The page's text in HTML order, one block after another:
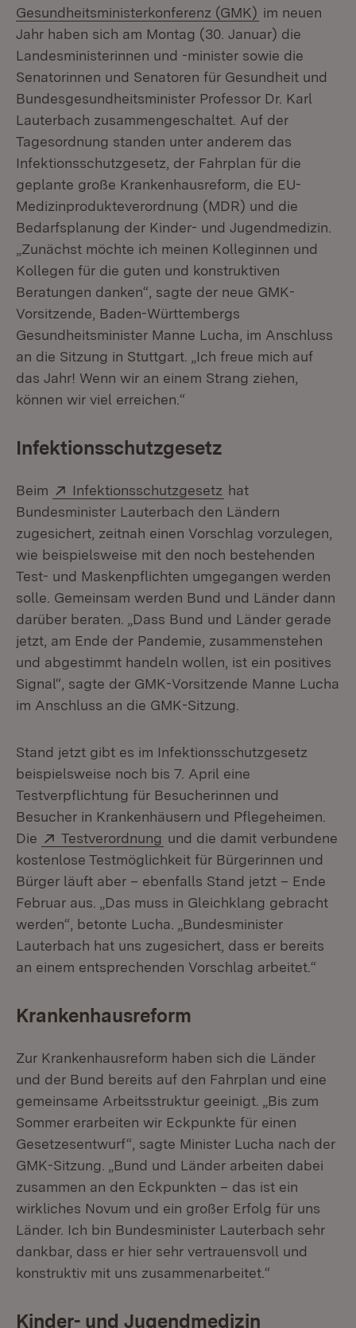
Gesundheitsministerkonferenz (GMK) (Öffnet in
im neuen
Jahr haben sich am Montag (30. Januar) die
Landesministerinnen und -minister sowie die
Senatorinnen und Senatoren für Gesundheit und
Bundesgesundheitsminister Professor Dr. Karl
Lauterbach zusammengeschaltet. Auf der
Tagesordnung standen unter anderem das
Infektionsschutzgesetz, der Fahrplan für die
geplante große Krankenhausreform, die EU-
Medizinprodukteverordnung (MDR) und die
Bedarfsplanung der Kinder- und Jugendmedizin.
„Zunächst möchte ich meinen Kolleginnen und
Kollegen für die guten und konstruktiven
Beratungen danken“, sagte der neue GMK-
Vorsitzende, Baden-Württembergs
Gesundheitsminister Manne Lucha, im Anschluss
an die Sitzung in Stuttgart. „Ich freue mich auf
das Jahr! Wenn wir an einem Strang ziehen,
können wir viel erreichen.“
Infektionsschutzgesetz
Beim Extern:
Infektionsschutzgesetz (Öffnet in neuem
hat
Bundesminister Lauterbach den Ländern
zugesichert, zeitnah einen Vorschlag vorzulegen,
wie beispielsweise mit den noch bestehenden
Test- und Maskenpflichten umgegangen werden
solle. Gemeinsam werden Bund und Länder dann
darüber beraten. „Dass Bund und Länder gerade
jetzt, am Ende der Pandemie, zusammenstehen
und abgestimmt handeln wollen, ist ein positives
Signal“, sagte der GMK-Vorsitzende Manne Lucha
im Anschluss an die GMK-Sitzung.
Stand jetzt gibt es im Infektionsschutzgesetz
beispielsweise noch bis 7. April eine
Testverpflichtung für Besucherinnen und
Besucher in Krankenhäusern und Pflegeheimen.
Die
Extern:
Testverordnung (Öffnet in neuem Fenster)
und die damit verbundene
kostenlose Testmöglichkeit für Bürgerinnen und
Bürger läuft aber – ebenfalls Stand jetzt – Ende
Februar aus. „Das muss in Gleichklang gebracht
werden“, betonte Lucha. „Bundesminister
Lauterbach hat uns zugesichert, dass er bereits
an einem entsprechenden Vorschlag arbeitet.“
Krankenhausreform
Zur Krankenhausreform haben sich die Länder
und der Bund bereits auf den Fahrplan und eine
gemeinsame Arbeitsstruktur geeinigt. „Bis zum
Sommer erarbeiten wir Eckpunkte für einen
Gesetzesentwurf“, sagte Minister Lucha nach der
GMK-Sitzung. „Bund und Länder arbeiten dabei
zusammen an den Eckpunkten – das ist ein
wirkliches Novum und ein großer Erfolg für uns
Länder. Ich bin Bundesminister Lauterbach sehr
dankbar, dass er hier sehr vertrauensvoll und
konstruktiv mit uns zusammenarbeitet.“
Kinder- und Jugendmedizin